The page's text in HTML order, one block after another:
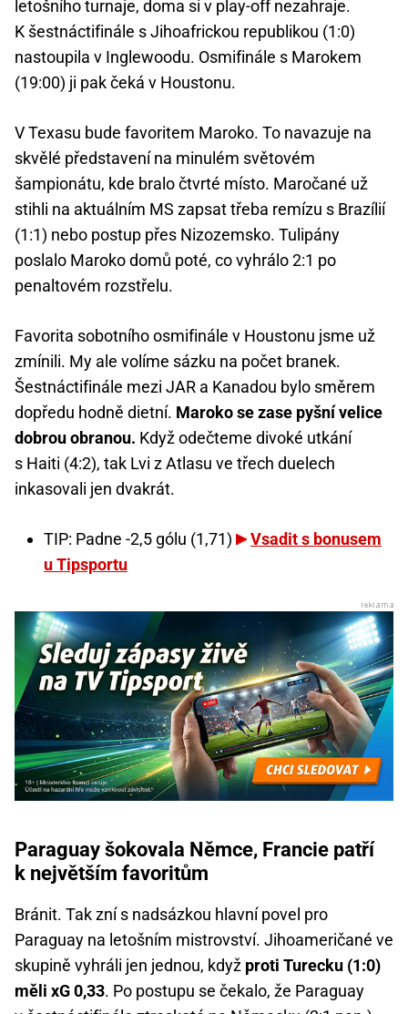
letošního turnaje, doma si v play-off nezahraje.
K šestnáctifinále s Jihoafrickou republikou (1:0)
nastoupila v Inglewoodu. Osmifinále s Marokem
(19:00) ji pak čeká v Houstonu.
V Texasu bude favoritem Maroko. To navazuje na
skvělé představení na minulém světovém
šampionátu, kde bralo čtvrté místo. Maročané už
stihli na aktuálním MS zapsat třeba remízu s Brazílií
(1:1) nebo postup přes Nizozemsko. Tulipány
poslalo Maroko domů poté, co vyhrálo 2:1 po
penaltovém rozstřelu.
Favorita sobotního osmifinále v Houstonu jsme už
zmínili. My ale volíme sázku na počet branek.
Šestnáctifinále mezi JAR a Kanadou bylo směrem
dopředu hodně dietní. Maroko se zase pyšní velice
dobrou obranou. Když odečteme divoké utkání
s Haiti (4:2), tak Lvi z Atlasu ve třech duelech
inkasovali jen dvakrát.
TIP: Padne -2,5 gólu (1,71)
Vsadit s bonusem
u Tipsportu
Paraguay šokovala Němce, Francie patří
k největším favoritům
Bránit. Tak zní s nadsázkou hlavní povel pro
Paraguay na letošním mistrovství. Jihoameričané ve
skupině vyhráli jen jednou, když proti Turecku (1:0)
měli xG 0,33. Po postupu se čekalo, že Paraguay